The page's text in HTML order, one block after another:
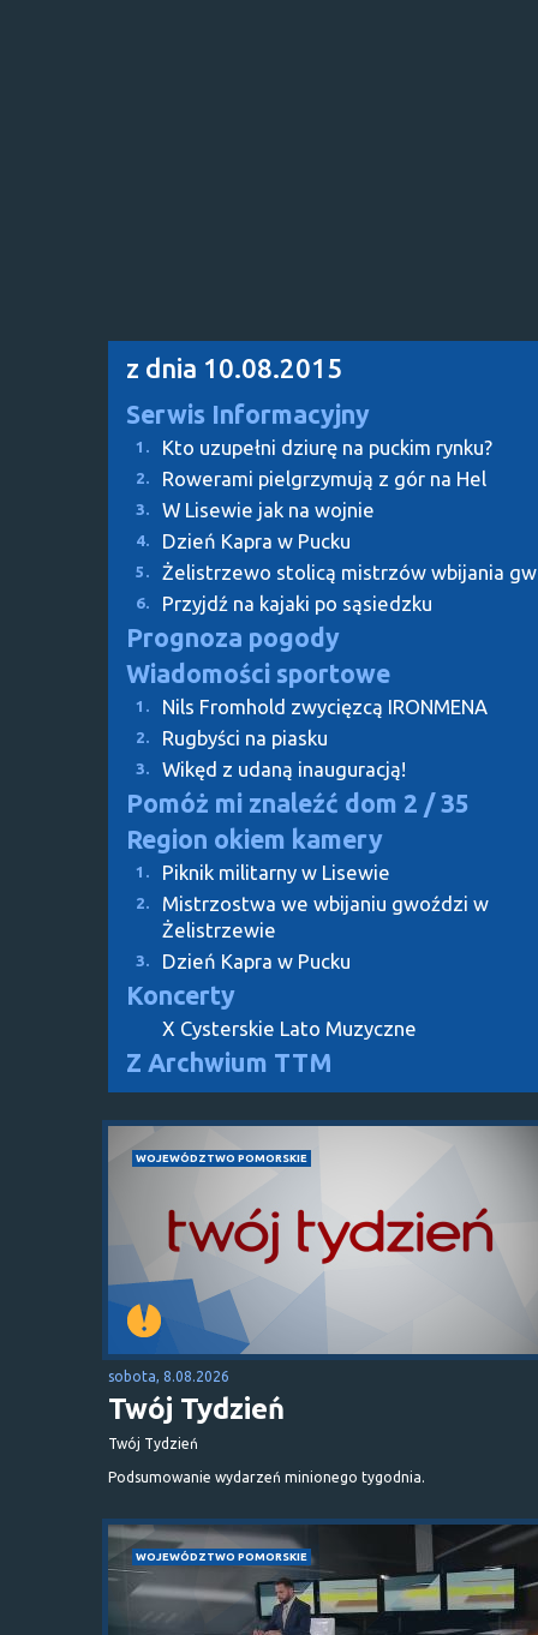
z dnia 10.08.2015
Serwis Informacyjny
1. Kto uzupełni dziurę na puckim rynku?
2. Rowerami pielgrzymują z gór na Hel
3. W Lisewie jak na wojnie
4. Dzień Kapra w Pucku
5. Żelistrzewo stolicą mistrzów wbijania
6. Przyjdź na kajaki po sąsiedzku
Prognoza pogody
Wiadomości sportowe
1. Nils Fromhold zwycięzcą IRONMENA
2. Rugbyści na piasku
3. Wikęd z udaną inauguracją!
Pomóż mi znaleźć dom 2 / 35
Region okiem kamery
1. Piknik militarny w Lisewie
2.
Mistrzostwa we wbijaniu gwoździ w
Żelistrzewie
3. Dzień Kapra w Pucku
Koncerty
X Cysterskie Lato Muzyczne
Z Archwium TTM
WOJEWÓDZTWO POMORSKIE
sobota, 8.08.2026
Twój Tydzień
Twój Tydzień
Podsumowanie wydarzeń minionego tygodnia.
WOJEWÓDZTWO POMORSKIE